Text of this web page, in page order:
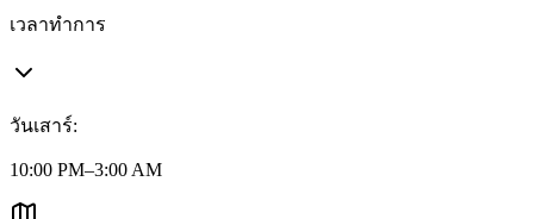
เวลาทำการ
วันเสาร์:
10:00 PM–3:00 AM